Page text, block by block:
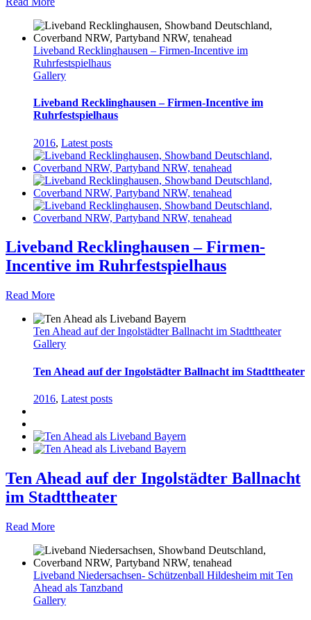
Liveband Recklinghausen – Firmen-Incentive im
Ruhrfestspielhaus
Gallery
Liveband Recklinghausen – Firmen-Incentive im
Ruhrfestspielhaus
2016, Latest posts
Liveband Recklinghausen – Firmen-
Incentive im Ruhrfestspielhaus
Read More
Ten Ahead auf der Ingolstädter Ballnacht im Stadttheater
Gallery
Ten Ahead auf der Ingolstädter Ballnacht im Stadttheater
2016, Latest posts
Ten Ahead auf der Ingolstädter Ballnacht
im Stadttheater
Read More
Liveband Niedersachsen- Schützenball Hildesheim mit Ten
Ahead als Tanzband
Gallery